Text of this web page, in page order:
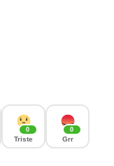
0
Triste
0
Grr